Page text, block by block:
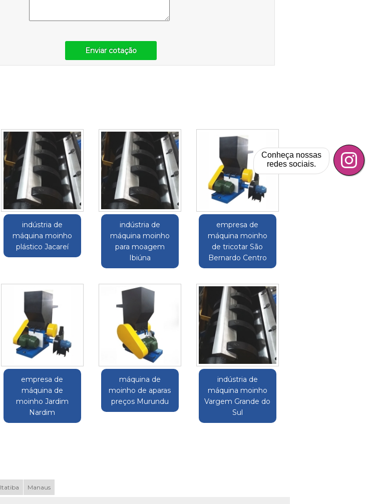
Enviar cotação
indústria de
máquina moinho
plástico Jacareí
indústria de
máquina moinho
para moagem
Ibiúna
empresa de
máquina moinho
de tricotar São
Bernardo Centro
empresa de
máquina de
moinho Jardim
Nardim
máquina de
moinho de aparas
preços Murundu
indústria de
máquina moinho
Vargem Grande do
Sul
Itatiba Manaus
Conheça nossas
redes sociais.